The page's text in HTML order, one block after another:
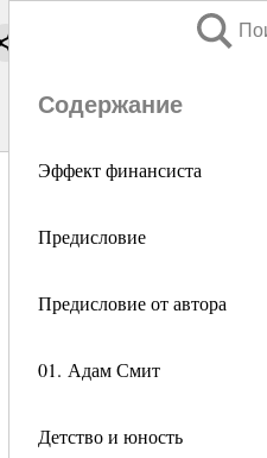
Содержание
Эффект финансиста
Предисловие
Предисловие от автора
01. Адам Смит
Детство и юность